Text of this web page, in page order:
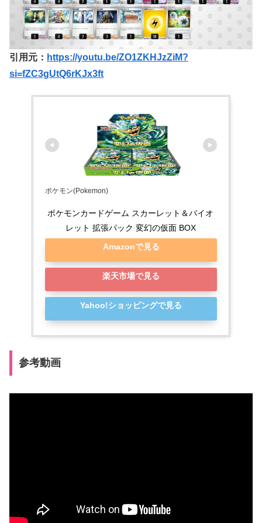
引用元： https://youtu.be/ZO1ZKHJzZiM?
si=fZC3gUtQ6rKJx3ft
ポケモン(Pokemon)
ポケモンカードゲーム スカーレット＆バイオ
レット 拡張パック 変幻の仮面 BOX
Amazonで見る
楽天市場で見る
Yahoo!ショッピングで見る
参考動画